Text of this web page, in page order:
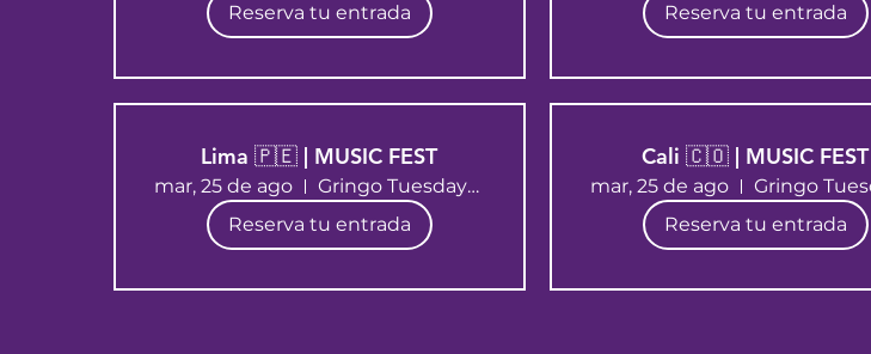
Reserva tu entrada
Reserva tu entrada
Lima 🇵🇪 | MUSIC FEST
mar, 25 de ago
Gringo Tuesdays Lima
Reserva tu entrada
Cali 🇨🇴 | MUSIC FEST
mar, 25 de ago
Reserva tu entrada